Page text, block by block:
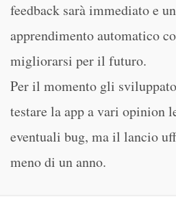
feedback sarà immediato e
apprendimento automatico
migliorarsi per il futuro.
Per il momento gli
testare la app a vari opinion
eventuali bug, ma il lancio
meno di un anno.